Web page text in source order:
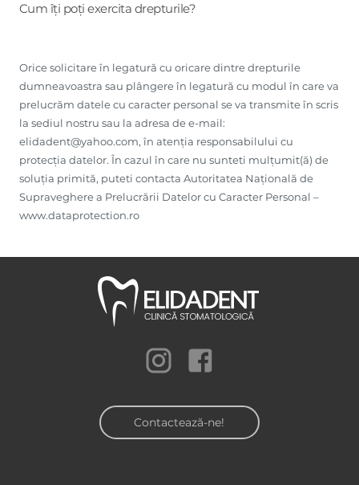
Cum îți poți exercita drepturile?
Orice solicitare în legatură cu oricare dintre drepturile
dumneavoastra sau plângere în legatură cu modul în care va
prelucrăm datele cu caracter personal se va transmite în scris
la sediul nostru sau la adresa de e-mail:
elidadent@yahoo.com, în atenția responsabilului cu
protecția datelor. În cazul în care nu sunteti mulțumit(ă) de
soluția primită, puteti contacta Autoritatea Națională de
Supraveghere a Prelucrării Datelor cu Caracter Personal –
www.dataprotection.ro
Contactează-ne!